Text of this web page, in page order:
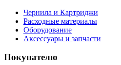
Чернила и Картриджи
Расходные материалы
Оборудование
Аксессуары и запчасти
Покупателю